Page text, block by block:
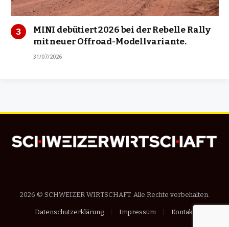
MINI debütiert 2026 bei der Rebelle Rally
mit neuer Offroad-Modellvariante.
31/07/2026
2026 © SCHWEIZER WIRTSCHAFT. Alle Rechte vorbehalten.
Datenschutzerklärung Impressum Kontakt